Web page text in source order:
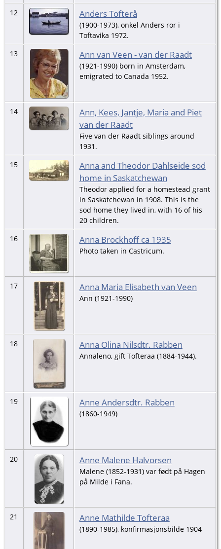
12
Anders Tofterå
(1900-1973), onkel Anders ror i
Toftavika 1972.
13
Ann van Veen - van der Raadt
(1921-1990) born in Amsterdam,
emigrated to Canada 1952.
14
Ann, Kees, Jantje, Maria and Piet
van der Raadt
Five van der Raadt siblings around
1931.
15
Anna and Theodor Dahlseide sod
home in Saskatchewan
Theodor applied for a homestead grant
in Saskatchewan in 1908. This is the
sod home they lived in, with 16 of his
20 children.
16
Anna Brockhoff ca 1935
Photo taken in Castricum.
17 Anna Maria Elisabeth van Veen
Ann (1921-1990)
18 Anna Olina Nilsdtr. Rabben
Annaleno, gift Tofteraa (1884-1944).
19 Anne Andersdtr. Rabben
(1860-1949)
20 Anne Malene Halvorsen
Malene (1852-1931) var født på Hagen
på Milde i Fana.
21 Anne Mathilde Tofteraa
(1890-1985), konfirmasjonsbilde 1904